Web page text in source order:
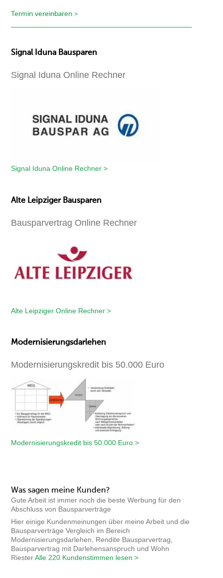
Termin vereinbaren >
Signal Iduna Bausparen
Signal Iduna Online Rechner
Signal Iduna Online Rechner >
Alte Leipziger Bausparen
Bausparvertrag Online Rechner
Alte Leipziger Online Rechner >
Modernisierungsdarlehen
Modernisierungskredit bis 50.000 Euro
Modernisierungskredit bis 50.000 Euro >
Was sagen meine Kunden?
Gute Arbeit ist immer noch die beste Werbung für den
Abschluss von Bausparverträge
Hier einige Kundenmeinungen über meine Arbeit und die
Bausparverträge Vergleich im Bereich
Modernisierungsdarlehen, Rendite Bausparvertrag,
Bausparvertrag mit Darlehensanspruch und Wohn
RiesterAlle 220 Kundenstimmen lesen >